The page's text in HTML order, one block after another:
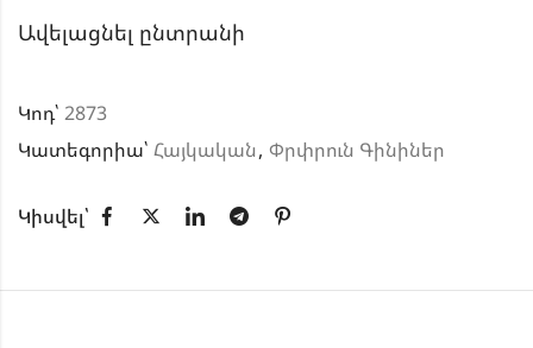
Ավելացնել ընտրանի
Կոդ՝ 2873
Կատեգորիա՝ Հայկական, Փրփրուն Գինիներ
Կիսվել՝